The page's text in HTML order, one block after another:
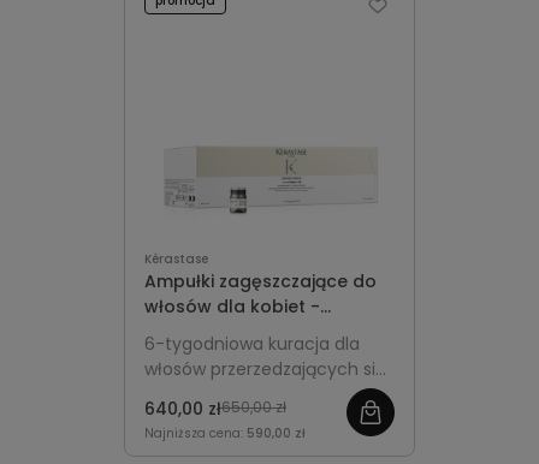
Kérastase
Ampułki zagęszczające do
włosów dla kobiet -
Kérastase Densifique Cure
42x6ml
6-tygodniowa kuracja dla
włosów przerzedzających się.
Stymuluje wzrost, zwiększa
gęstość i objętość,
wzmacniając włosy u nasady.
640,00 zł650,00 zł
Najniższa cena: 590,00 zł